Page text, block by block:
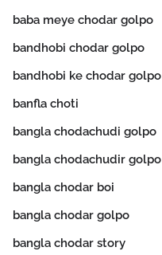
baba meye chodar golpo
bandhobi chodar golpo
bandhobi ke chodar golpo
banfla choti
bangla chodachudi golpo
bangla chodachudir golpo
bangla chodar boi
bangla chodar golpo
bangla chodar story